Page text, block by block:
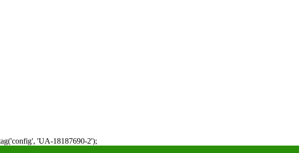
'UA-18187690-2');